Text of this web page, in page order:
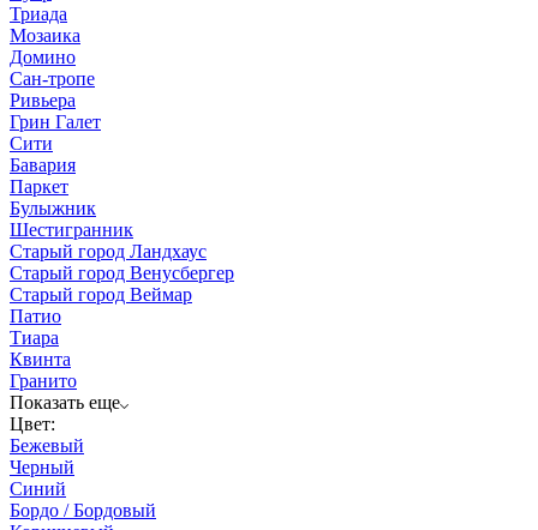
Триада
Мозаика
Домино
Сан-тропе
Ривьера
Грин Галет
Сити
Бавария
Паркет
Булыжник
Шестигранник
Старый город Ландхаус
Старый город Венусбергер
Старый город Веймар
Патио
Тиара
Квинта
Гранито
Показать еще
Цвет:
Бежевый
Черный
Синий
Бордо / Бордовый